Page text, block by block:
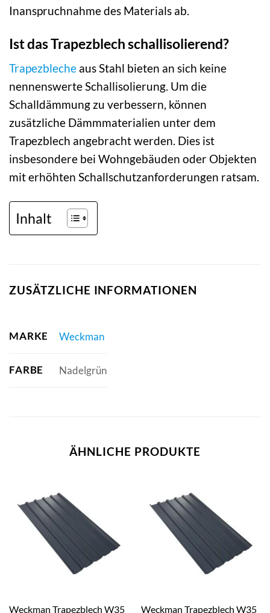
Inanspruchnahme des Materials ab.
Ist das Trapezblech schallisolierend?
Trapezbleche aus Stahl bieten an sich keine
nennenswerte Schallisolierung. Um die
Schalldämmung zu verbessern, können
zusätzliche Dämmmaterialien unter dem
Trapezblech angebracht werden. Dies ist
insbesondere bei Wohngebäuden oder Objekten
mit erhöhten Schallschutzanforderungen ratsam.
Inhalt
ZUSÄTZLICHE INFORMATIONEN
MARKE Weckman
FARBE Nadelgrün
ÄHNLICHE PRODUKTE
Weckman Trapezblech W35 Weckman Trapezblech W35